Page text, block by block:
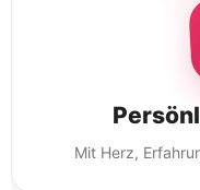
Mit Herz,